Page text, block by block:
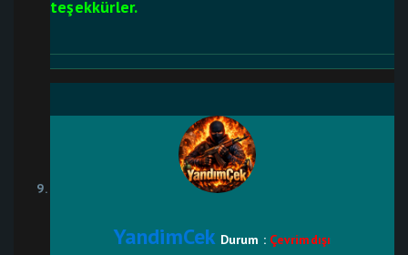
teşekkürler.
YandimCek Durum : Çevrimdışı